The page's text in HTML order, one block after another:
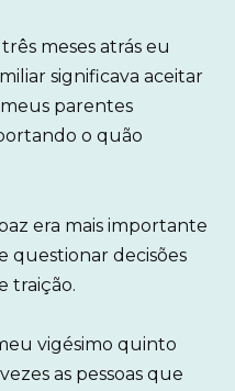
meses atrás eu
significava aceitar
parentes
o quão
era mais importante
questionar decisões
traição.
vigésimo quinto
as pessoas que